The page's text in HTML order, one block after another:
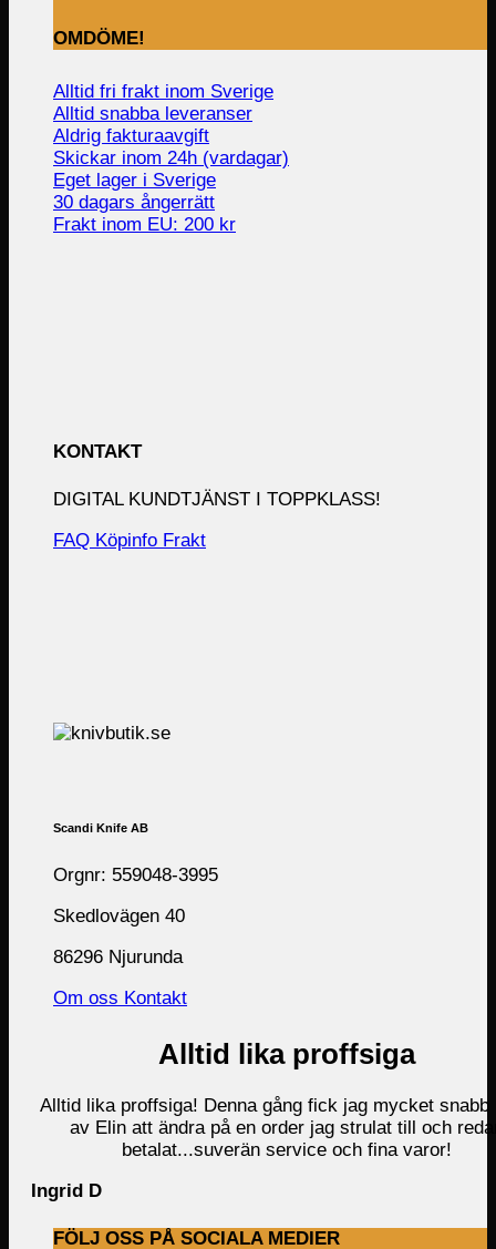
OMDÖME!
Alltid fri frakt inom Sverige
Alltid snabba leveranser
Aldrig fakturaavgift
Skickar inom 24h (vardagar)
Eget lager i Sverige
30 dagars ångerrätt
Frakt inom EU: 200 kr
KONTAKT
DIGITAL KUNDTJÄNST I TOPPKLASS!
FAQ Köpinfo Frakt
Scandi Knife AB
Orgnr: 559048-3995
Skedlovägen 40
86296 Njurunda
Om oss Kontakt
Alltid lika proffsiga
Alltid lika proffsiga! Denna gång fick jag mycket snabb
av Elin att ändra på en order jag strulat till och
betalat...suverän service och fina varor!
Ingrid D
FÖLJ OSS PÅ SOCIALA MEDIER